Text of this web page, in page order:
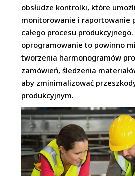
obsłudze kontrolki, które
monitorowanie i raportowanie
całego procesu
oprogramowanie to powinno
tworzenia harmonogramów
zamówień, śledzenia
aby zminimalizować
produkcyjnym.